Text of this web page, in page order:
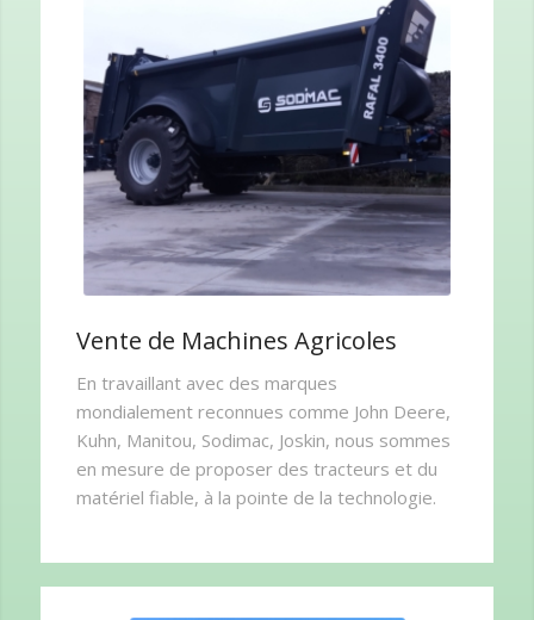
Vente de Machines Agricoles
En travaillant avec des marques
mondialement reconnues comme John Deere,
Kuhn, Manitou, Sodimac, Joskin, nous sommes
en mesure de proposer des tracteurs et du
matériel fiable, à la pointe de la technologie.